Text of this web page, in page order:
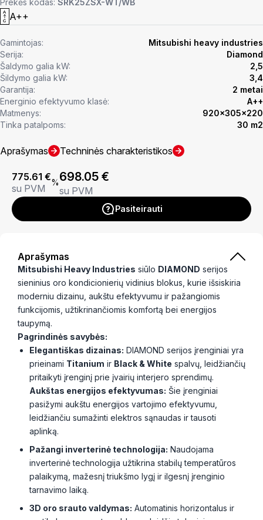
Prekės kodas: SRK25ZSX-WT/WB
A++
Gamintojas:
Mitsubishi heavy industries
Serija:
Diamond
Šaldymo galia kW:
2,5
Šildymo galia kW:
3,4
Garantija:
2 metai
Energinio efektyvumo klasė:
A++
Matmenys:
920x305x220
Tinka patalpoms:
30 m2
Aprašymas Techninės charakteristikos
775.61 €
su PVM
%698.05 €
su PVM
Pasiteirauti
Aprašymas
Mitsubishi Heavy Industries siūlo DIAMOND serijos
sieninius oro kondicionierių vidinius blokus, kurie išsiskiria
moderniu dizainu, aukštu efektyvumu ir pažangiomis
funkcijomis, užtikrinančiomis komfortą bei energijos
taupymą.
Pagrindinės savybės:
Elegantiškas dizainas: DIAMOND serijos įrenginiai yra
prieinami Titanium ir Black & White spalvų, leidžiančių
pritaikyti įrenginį prie įvairių interjero sprendimų.
Aukštas energijos efektyvumas: Šie įrenginiai
pasižymi aukštu energijos vartojimo efektyvumu,
leidžiančiu sumažinti elektros sąnaudas ir tausoti
aplinką.
Pažangi inverterinė technologija: Naudojama
inverterinė technologija užtikrina stabilų temperatūros
palaikymą, mažesnį triukšmo lygį ir ilgesnį įrenginio
tarnavimo laiką.
3D oro srauto valdymas: Automatinis horizontalus ir